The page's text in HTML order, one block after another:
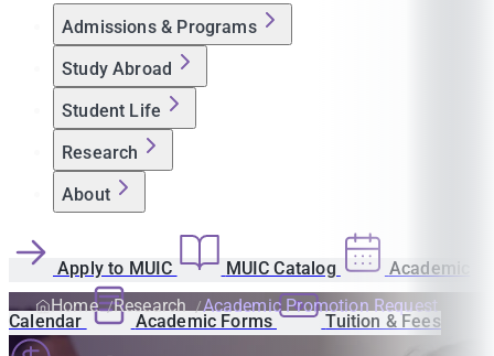
Admissions & Programs
Study Abroad
Student Life
Research
About
Apply to MUIC MUIC Catalog Academic
Calendar Academic Forms Tuition & Fees
Home Research Academic Promotion Request